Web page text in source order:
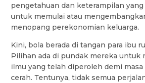
pengetahuan dan keterampilan
untuk memulai atau
menopang perekonomian keluarga.
Kini, bola berada di tangan para ibu
Pilihan ada di pundak mereka untuk
ilmu yang telah diperoleh demi
cerah. Tentunya, tidak semua